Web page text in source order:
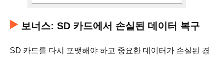
보너스: SD 카드에서 손실된 데이터 복구
SD 카드를 다시 포맷해야 하고 중요한 데이터가 손실된 경